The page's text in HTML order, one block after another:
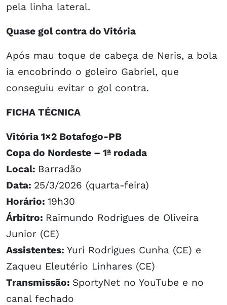
pela linha lateral.
Quase gol contra do Vitória
Após mau toque de cabeça de Neris, a bola
ia encobrindo o goleiro Gabriel, que
conseguiu evitar o gol contra.
FICHA TÉCNICA
Vitória 1×2 Botafogo-PB
Copa do Nordeste – 1ª rodada
Local: Barradão
Data: 25/3/2026 (quarta-feira)
Horário: 19h30
Árbitro: Raimundo Rodrigues de Oliveira
Junior (CE)
Assistentes: Yuri Rodrigues Cunha (CE) e
Zaqueu Eleutério Linhares (CE)
Transmissão: SportyNet no YouTube e no
canal fechado